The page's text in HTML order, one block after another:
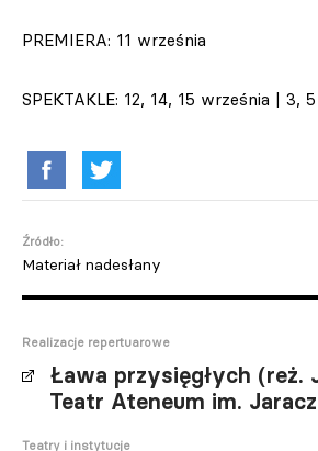
PREMIERA: 11 września
SPEKTAKLE: 12, 14, 15 września | 3,
Źródło:
Materiał nadesłany
Realizacje repertuarowe
Ława przysięgłych (reż.
Teatr Ateneum im.
Teatry i instytucje